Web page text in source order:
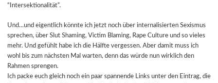
“Intersektionalität”.
Und…und eigentlich könnte ich jetzt noch über internalisierten Sexismus
sprechen, über Slut Shaming, Victim Blaming, Rape Culture und so vieles
mehr. Und gefühlt habe ich die Hälfte vergessen. Aber damit muss ich
wohl bis zum nächsten Mal warten, denn das würde nun wirklich den
Rahmen sprengen.
Ich packe euch gleich noch ein paar spannende Links unter den Eintrag, die